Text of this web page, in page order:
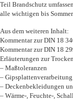
Teil Brandschutz
alle wichtigen bis
Aus dem weiteren Inhalt:
Kommentar zur DIN 18
Kommentar zur DIN 18
Erläuterungen zur
– Maßtoleranzen
– Gipsplattenverarbeitung
– Deckenbekleidungen
– Wärme-, Feuchte-,